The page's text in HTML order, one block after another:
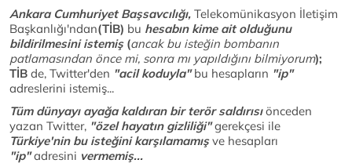
Ankara Cumhuriyet Başsavcılığı, Telekomünikasyon İletişim
Başkanlığı'ndan(TİB) bu hesabın kime ait olduğunu
bildirilmesini istemiş (ancak bu isteğin bombanın
patlamasından önce mi, sonra mı yapıldığını bilmiyorum);
TİB de, Twitter'den "acil koduyla"bu hesapların "ip"
adreslerini istemiş...
Tüm dünyayı ayağa kaldıran bir terör saldırısıönceden
yazan Twitter, "özel hayatın gizliliği"gerekçesi ile
Türkiye'nin bu isteğini karşılamamışve hesapları
"ip"adresini vermemiş...